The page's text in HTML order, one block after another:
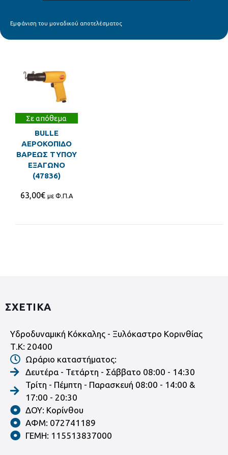
Εμφάνιση του μοναδικού αποτελέσματος
Σε απόθεμα
BULLE
ΑΕΡΟΚΟΠΙΔΟ
ΒΑΡΕΩΣ ΤΥΠΟΥ
ΕΞΑΓΩΝΟ
(47836)
63,00€ με Φ.Π.Α
ΣΧΕΤΙΚΑ
Υδροδυναμική Κόκκαλης - Ξυλόκαστρο Κορινθίας
Τ.Κ: 20400
Ωράριο καταστήματος:
Δευτέρα - Τετάρτη - Σάββατο 08:00 - 14:30
Τρίτη - Πέμπτη - Παρασκευή 08:00 - 14:00 &
17:00 - 20:30
ΔΟΥ: Κορίνθου
ΑΦΜ: 072741189
ΓΕΜΗ: 115513837000